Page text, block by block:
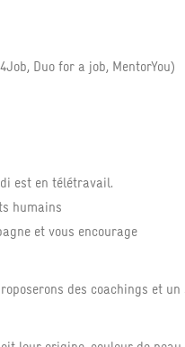
Duo for a job, MentorYou)
est en télétravail.
humains
et vous encourage
des coachings et